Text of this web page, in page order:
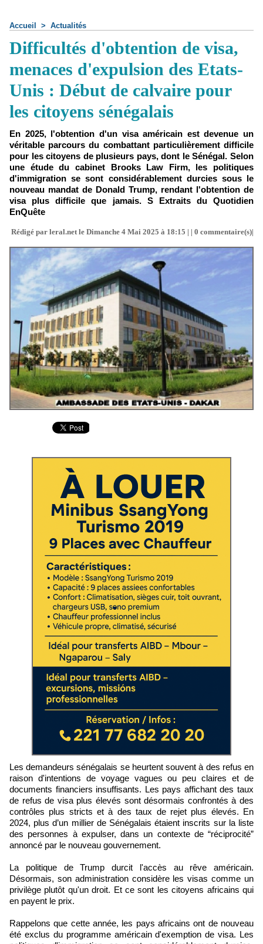
Accueil > Actualités
Difficultés d'obtention de visa,
menaces d'expulsion des Etats-
Unis : Début de calvaire pour
les citoyens sénégalais
En 2025, l'obtention d'un visa américain est devenue un
véritable parcours du combattant particulièrement difficile
pour les citoyens de plusieurs pays, dont le Sénégal. Selon
une étude du cabinet Brooks Law Firm, les politiques
d'immigration se sont considérablement durcies sous le
nouveau mandat de Donald Trump, rendant l'obtention de
visa plus difficile que jamais. S Extraits du Quotidien
EnQuête
Rédigé par leral.net le Dimanche 4 Mai 2025 à 18:15 | | 0 commentaire(s)|
Les demandeurs sénégalais se heurtent souvent à des refus en
raison d'intentions de voyage vagues ou peu claires et de
documents financiers insuffisants. Les pays affichant des taux
de refus de visa plus élevés sont désormais confrontés à des
contrôles plus stricts et à des taux de rejet plus élevés. En
2024, plus d’un millier de Sénégalais étaient inscrits sur la liste
des personnes à expulser, dans un contexte de “réciprocité”
annoncé par le nouveau gouvernement.
La politique de Trump durcit l'accès au rêve américain.
Désormais, son administration considère les visas comme un
privilège plutôt qu'un droit. Et ce sont les citoyens africains qui
en payent le prix.
Rappelons que cette année, les pays africains ont de nouveau
été exclus du programme américain d'exemption de visa. Les